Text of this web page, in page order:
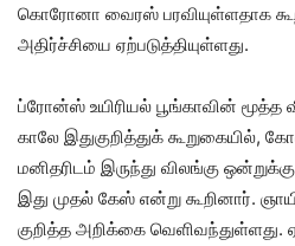
கொரோனா வைரஸ் பரவியுள்ளதாக
அதிர்ச்சியை ஏற்படுத்தியுள்ளது.
ப்ரோன்ஸ் உயிரியல் பூங்காவின் மூத்த
காலே இதுகுறித்துக் கூறுகையில்,
மனிதரிடம் இருந்து விலங்கு
இது முதல் கேஸ் என்று கூறினார்.
குறித்த அறிக்கை